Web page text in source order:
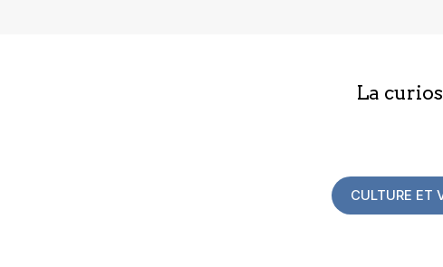
La
CULTURE ET